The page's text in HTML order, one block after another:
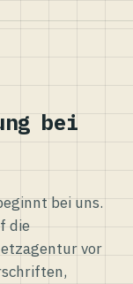
bei
bei uns.
die
vor